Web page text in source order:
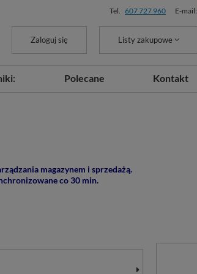
Tel. 607 727 960 E-mail:
Zaloguj się Listy zakupowe
Polecane Kontakt
magazynem i sprzedażą.
co 30 min.